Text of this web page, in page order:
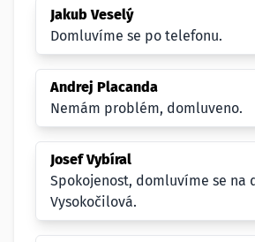
Jakub Veselý
Domluvíme se po telefonu.
Andrej Placanda
Nemám problém, domluveno.
Josef Vybíral
Spokojenost, domluvíme se na
Vysokočilová.